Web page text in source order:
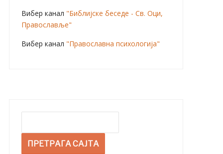
Вибер канал "Библијске беседе - Св. Оци,
Православље"
Вибер канал "Православна психологија"